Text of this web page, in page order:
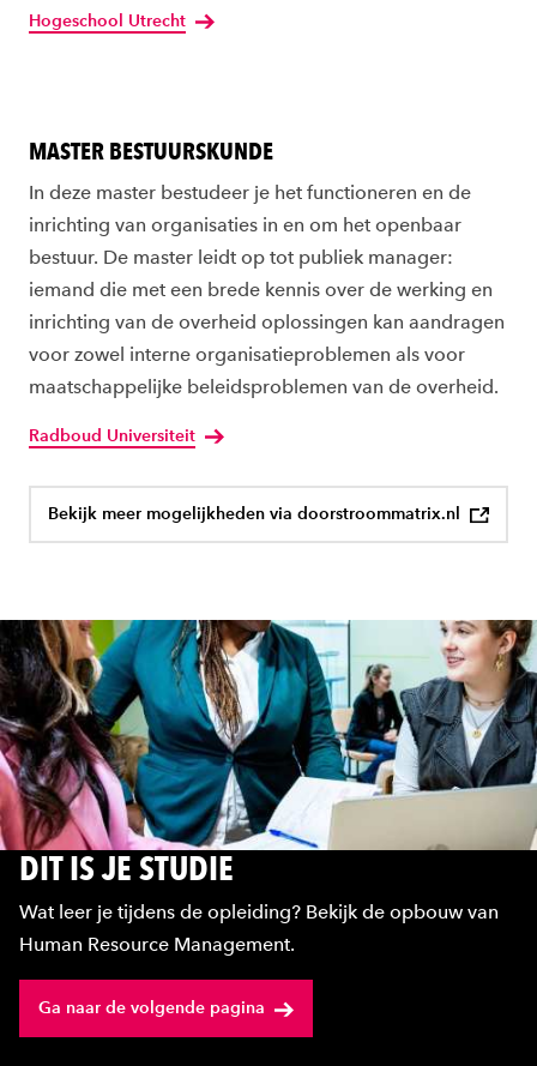
Hogeschool Utrecht
MASTER BESTUURSKUNDE
In deze master bestudeer je het functioneren en de
inrichting van organisaties in en om het openbaar
bestuur. De master leidt op tot publiek manager:
iemand die met een brede kennis over de werking en
inrichting van de overheid oplossingen kan aandragen
voor zowel interne organisatieproblemen als voor
maatschappelijke beleidsproblemen van de overheid.
Radboud Universiteit
Bekijk meer mogelijkheden via doorstroommatrix.nl
DIT IS JE STUDIE
Wat leer je tijdens de opleiding? Bekijk de opbouw van
Human Resource Management.
Ga naar de volgende pagina